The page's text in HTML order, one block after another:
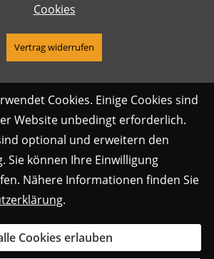
Cookies
Vertrag widerrufen
Cookies. Einige Cookies sind
Website unbedingt erforderlich.
optional und erweitern den
Sie können Ihre Einwilligung
Nähere Informationen finden Sie
.
Cookies erlauben